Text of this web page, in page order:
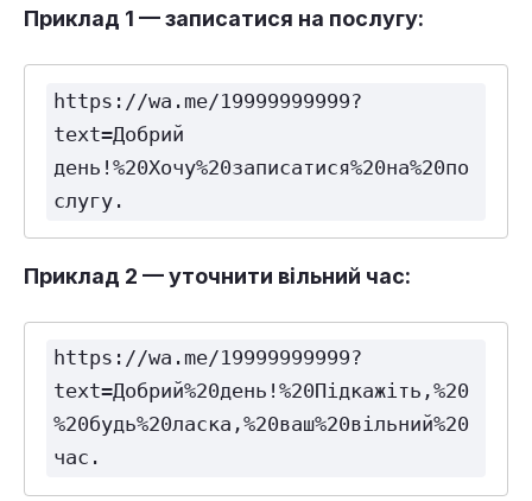
Приклад 1 — записатися на послугу:
https://wa.me/19999999999?
text=Добрий
день!%20Хочу%20записатися%20на%20по
слугу.
Приклад 2 — уточнити вільний час:
https://wa.me/19999999999?
text=Добрий%20день!%20Підкажіть,%20
%20будь%20ласка,%20ваш%20вільний%20
час.